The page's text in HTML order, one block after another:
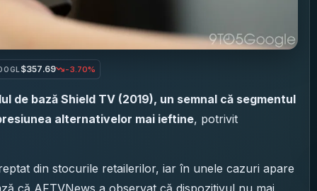
$357.69 -3.70%
de bază Shield TV (2019), un semnal că segmentul
alternativelor mai ieftine, potrivit
din stocurile retailerilor, iar în unele cazuri apare
că AFTVNews a observat că dispozitivul nu mai